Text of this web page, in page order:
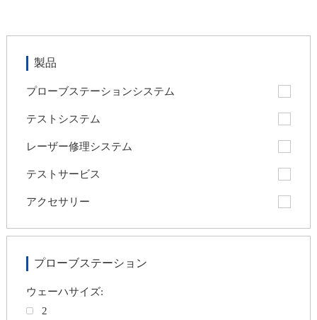
製品
プローブステーションシステム
テストシステム
レーザー修理システム
テストサービス
アクセサリー
プローブステーション
ウェーハサイズ:
2